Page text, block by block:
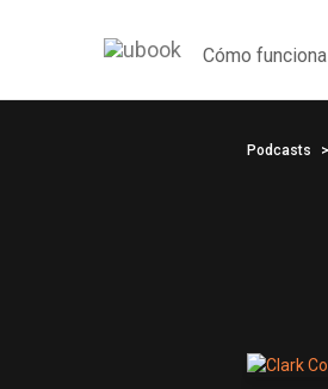
Cómo funciona
Podcasts